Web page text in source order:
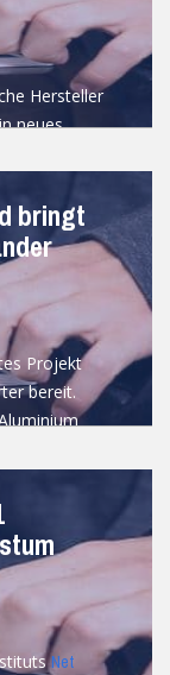
Hersteller
neues
bringt
Projekt
bereit.
Net